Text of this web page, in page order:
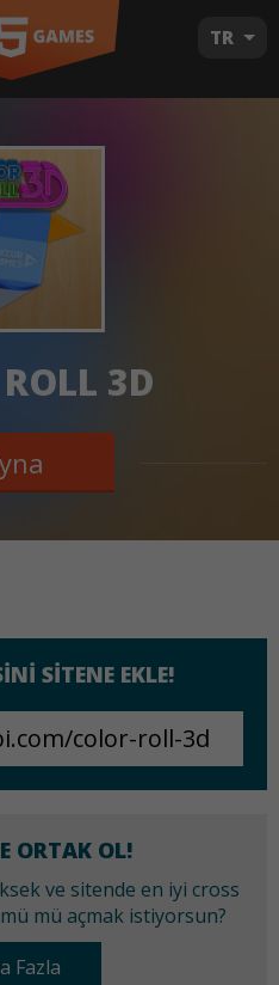
TR
3D
SITENE EKLE!
ORTAK OL!
ve sitende en iyi cross
mü açmak istiyorsun?
Fazla